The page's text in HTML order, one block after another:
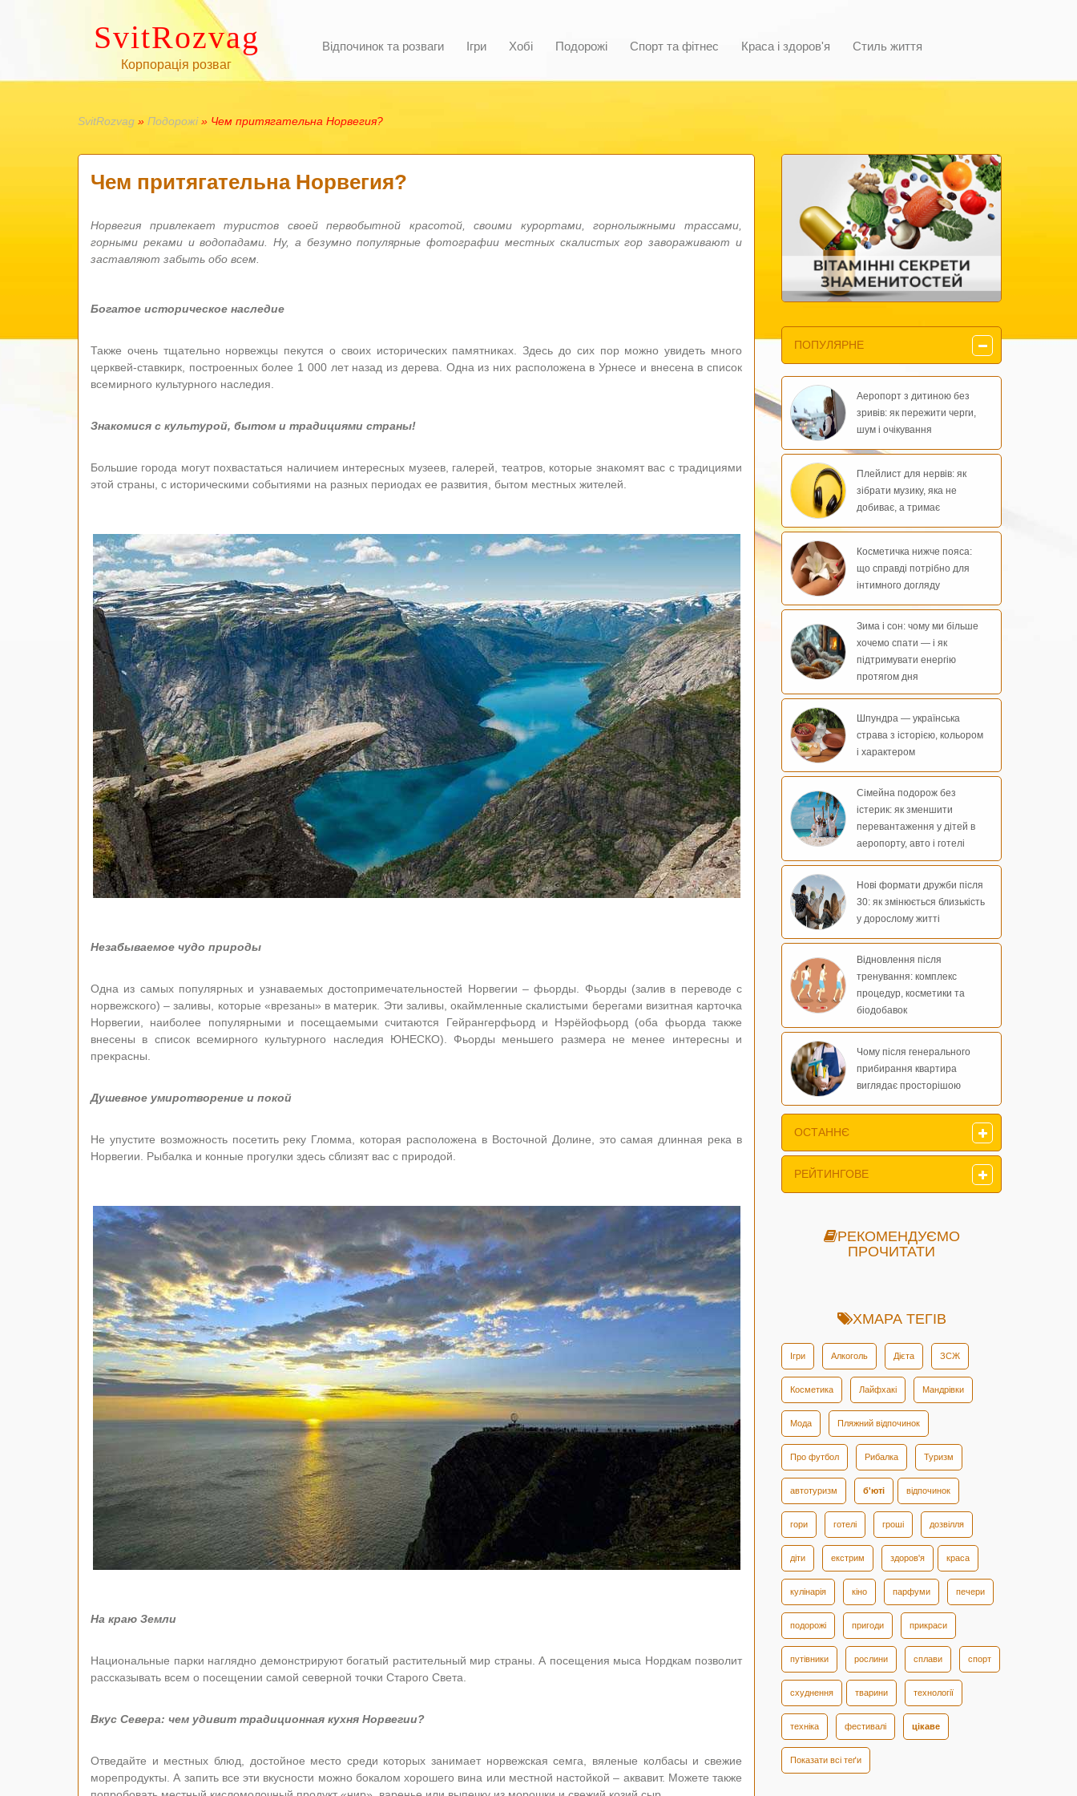
SvitRozvag
Корпорація розваг
Відпочинок та розваги Ігри Хобі Подорожі Спорт та фітнес Краса і здоров'я Стиль життя
SvitRozvag » Подорожі» Чем притягательна Норвегия?
Чем притягательна Норвегия?
Норвегия привлекает туристов своей первобытной красотой, своими курортами, горнолыжными трассами,
горными реками и водопадами. Ну, а безумно популярные фотографии местных скалистых гор завораживают и
заставляют забыть обо всем.
Богатое историческое наследие
Также очень тщательно норвежцы пекутся о своих исторических памятниках. Здесь до сих пор можно увидеть много
церквей-ставкирк, построенных более 1 000 лет назад из дерева. Одна из них расположена в Урнесе и внесена в список
всемирного культурного наследия.
Знакомися с культурой, бытом и традициями страны!
Большие города могут похвастаться наличием интересных музеев, галерей, театров, которые знакомят вас с традициями
этой страны, с историческими событиями на разных периодах ее развития, бытом местных жителей.
Незабываемое чудо природы
Одна из самых популярных и узнаваемых достопримечательностей Норвегии – фьорды. Фьорды (залив в переводе с
норвежского) – заливы, которые «врезаны» в материк. Эти заливы, окаймленные скалистыми берегами визитная карточка
Норвегии, наиболее популярными и посещаемыми считаются Гейрангерфьорд и Нэрёйофьорд (оба фьорда также
внесены в список всемирного культурного наследия ЮНЕСКО). Фьорды меньшего размера не менее интересны и
прекрасны.
Душевное умиротворение и покой
Не упустите возможность посетить реку Гломма, которая расположена в Восточной Долине, это самая длинная река в
Норвегии. Рыбалка и конные прогулки здесь сблизят вас с природой.
На краю Земли
Национальные парки наглядно демонстрируют богатый растительный мир страны. А посещения мыса Нордкам позволит
рассказывать всем о посещении самой северной точки Старого Света.
Вкус Севера: чем удивит традиционная кухня Норвегии?
Отведайте и местных блюд, достойное место среди которых занимает норвежская семга, вяленые колбасы и свежие
морепродукты. А запить все эти вкусности можно бокалом хорошего вина или местной настойкой – аквавит. Можете также
ПОПУЛЯРНЕ
Аеропорт з дитиною без
зривів: як пережити черги,
шум і очікування
Плейлист для нервів: як
зібрати музику, яка не
добиває, а тримає
Косметичка нижче пояса:
що справді потрібно для
інтимного догляду
Зима і сон: чому ми більше
хочемо спати — і як
підтримувати енергію
протягом дня
Шпундра — українська
страва з історією, кольором
і характером
Сімейна подорож без
істерик: як зменшити
перевантаження у дітей в
аеропорту, авто і готелі
Нові формати дружби після
30: як змінюється близькість
у дорослому житті
Відновлення після
тренування: комплекс
процедур, косметики та
біодобавок
Чому після генерального
прибирання квартира
виглядає просторішою
ОСТАННЄ
РЕЙТИНГОВЕ
РЕКОМЕНДУЄМО
ПРОЧИТАТИ
ХМАРА ТЕГІВ
Ігри Алкоголь Дієта ЗСЖ
Косметика Лайфхакі Мандрівки
Мода Пляжний відпочинок
Про футбол Рибалка Туризм
автотуризм б'юті відпочинок
гори готелі гроші дозвілля
діти екстрим здоров'я краса
кулінарія кіно парфуми печери
подорожі пригоди прикраси
путівники рослини сплави спорт
схуднення тварини технології
техніка фестивалі цікаве
Показати всі теґи